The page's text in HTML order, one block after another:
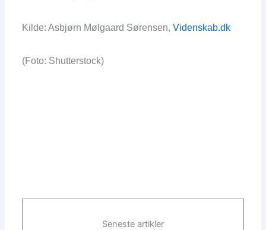
Kilde: Asbjørn Mølgaard Sørensen,Videnskab.dk
(Foto: Shutterstock)
Seneste artikler